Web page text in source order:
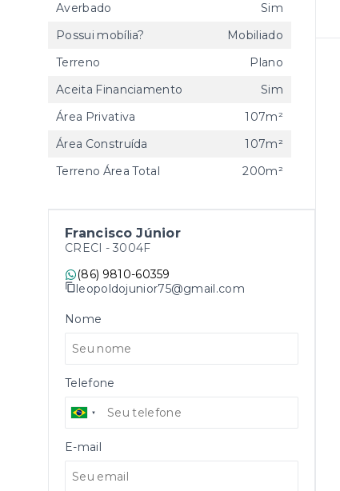
Averbado
Sim
Possui mobília?
Mobiliado
Terreno
Plano
Aceita Financiamento
Sim
Área Privativa
107m²
Área Construída
107m²
Terreno Área Total
200m²
Francisco Júnior
CRECI - 3004F
(86) 9810-60359
leopoldojunior75@gmail.com
Nome
Telefone
E-mail